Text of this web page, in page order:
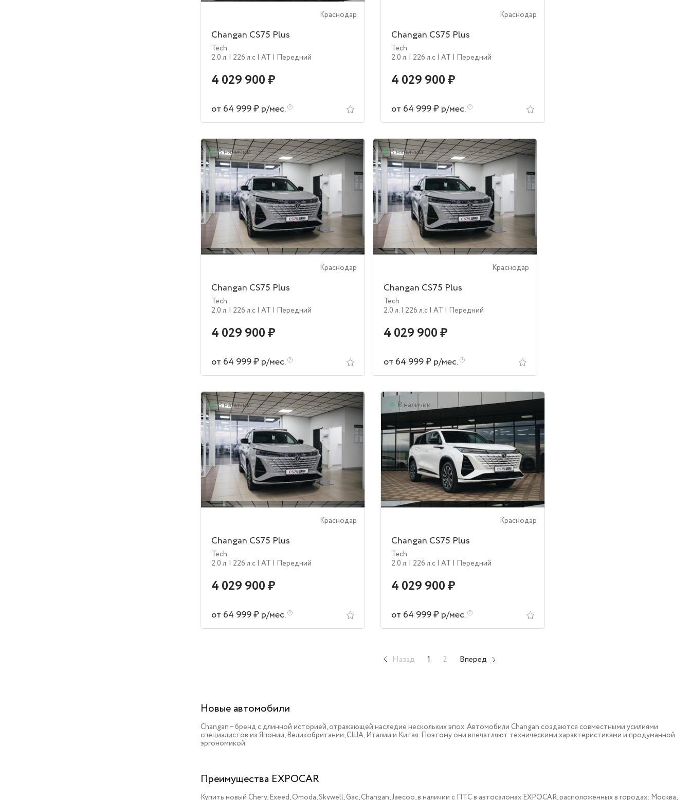
Краснодар
Changan CS75 Plus
Tech
2.0 л. | 226 л.c | AT | Передний
4 029 900 ₽
от 64 999 ₽ р/мес.
Краснодар
Changan CS75 Plus
Tech
2.0 л. | 226 л.c | AT | Передний
4 029 900 ₽
от 64 999 ₽ р/мес.
В наличии
Краснодар
Changan CS75 Plus
Tech
2.0 л. | 226 л.c | AT | Передний
4 029 900 ₽
от 64 999 ₽ р/мес.
В наличии
Краснодар
Changan CS75 Plus
Tech
2.0 л. | 226 л.c | AT | Передний
4 029 900 ₽
от 64 999 ₽ р/мес.
В наличии
Краснодар
Changan CS75 Plus
Tech
2.0 л. | 226 л.c | AT | Передний
4 029 900 ₽
от 64 999 ₽ р/мес.
В наличии
Краснодар
Changan CS75 Plus
Tech
2.0 л. | 226 л.c | AT | Передний
4 029 900 ₽
от 64 999 ₽ р/мес.
Назад 1 2 Вперед
Новые автомобили
Changan – бренд с длинной историей, отражающей наследие нескольких эпох. Автомобили Changan создаются совместными усилиями
специалистов из Японии, Великобритании, США, Италии и Китая. Поэтому они впечатляют техническими характеристиками и продуманной
эргономикой.
Преимущества EXPOCAR
Купить новый Chery, Exeed, Omoda, Skywell, Gac, Changan, Jaecoo, в наличии c ПТС в автосалонах EXPOCAR, расположенных в городах: Москва,